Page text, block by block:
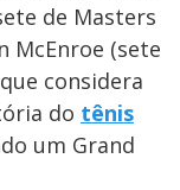
de Masters
McEnroe (sete
considera
do tênis
um Grand